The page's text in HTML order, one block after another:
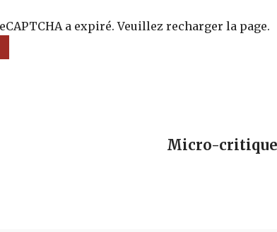
a expiré. Veuillez recharger la page.
Micro-critique